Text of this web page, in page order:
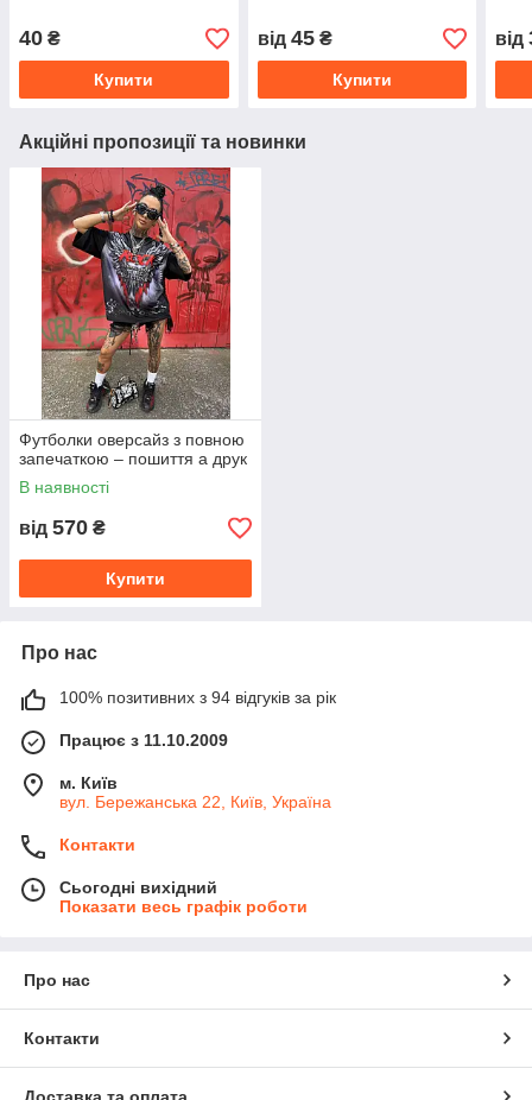
40 ₴
Купити
від 45₴
Купити
від
Акційні пропозиції та новинки
Футболки оверсайз з повною
запечаткою – пошиття а друк
В наявності
від 570 ₴
Купити
Про нас
100% позитивних з 94 відгуків за рік
Працює з 11.10.2009
м. Київ
вул. Бережанська 22, Київ, Україна
Контакти
Сьогодні вихідний
Показати весь графік роботи
Про нас
Контакти